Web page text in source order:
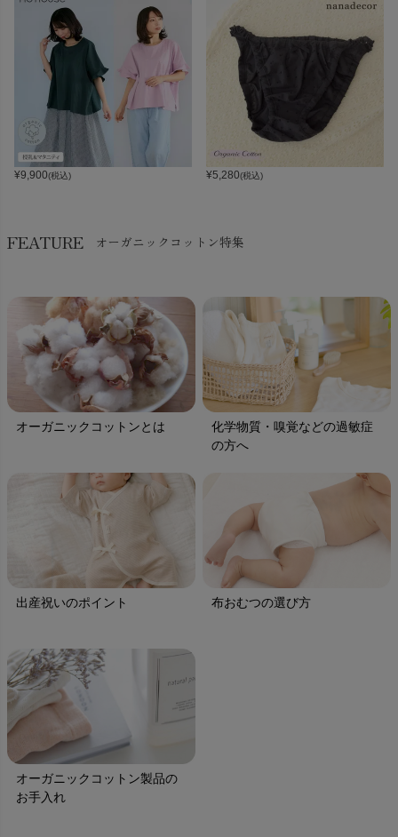
¥9,900(税込) ¥5,280(税込)
FEATURE オーガニックコットン特集
オーガニックコットンとは
化学物質・嗅覚などの過敏症
の方へ
出産祝いのポイント 布おむつの選び方
オーガニックコットン製品の
お手入れ